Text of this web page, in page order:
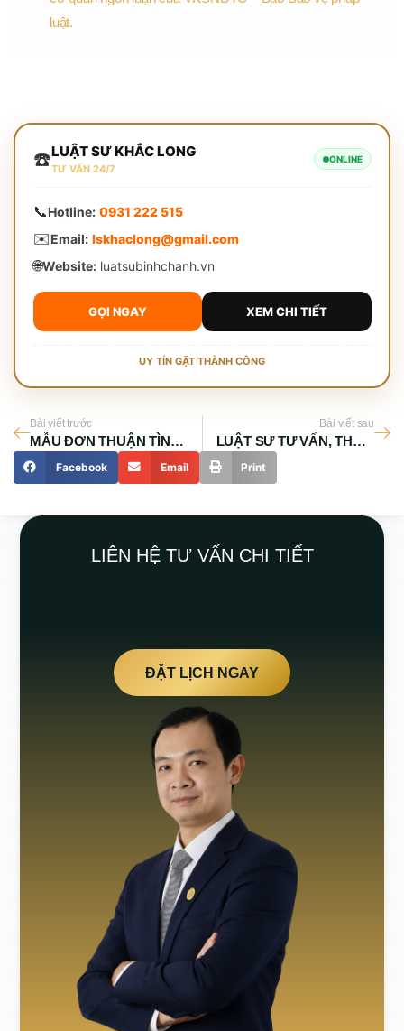
luật.
☎️LUẬT SƯ KHẮC LONG
TƯ VẤN 24/7
ONLINE
📞Hotline: 0931 222 515
✉️Email: lskhaclong@gmail.com
🌐Website:luatsubinhchanh.vn
GỌI NGAY XEM CHI TIẾT
UY TÍN GẶT THÀNH CÔNG
Bài viết trước
MẪU ĐƠN THUẬN TÌNH LY HÔN Ở QUẬN BÌNH TÂN
Bài viết sau
LUẬT SƯ TƯ VẤN, THỦ TỤC ĐƠN PHƯƠNG LY HÔN TẠI QUẬN BÌNH TÂN
Facebook Email Print
LIÊN HỆ TƯ VẤN CHI TIẾT
ĐẶT LỊCH NGAY